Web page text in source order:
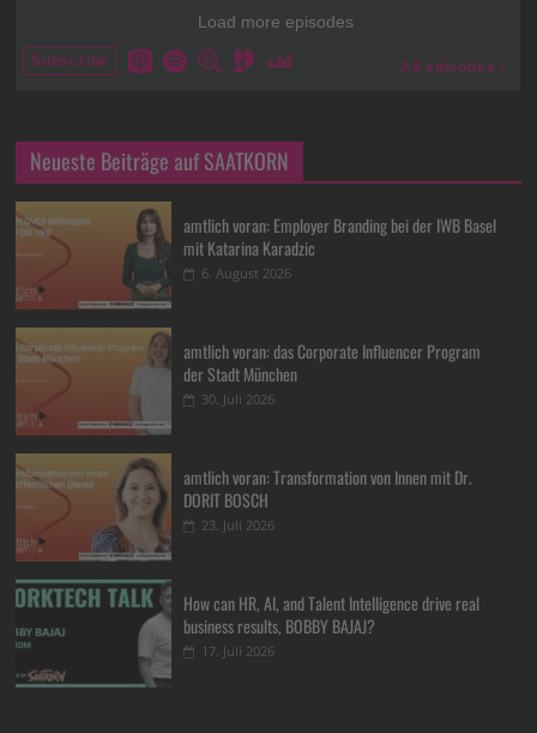
Neueste Beiträge auf SAATKORN
amtlich voran: Employer Branding bei der IWB Basel
mit Katarina Karadzic
6. August 2026
amtlich voran: das Corporate Influencer Program
der Stadt München
30. Juli 2026
amtlich voran: Transformation von Innen mit Dr.
DORIT BOSCH
23. Juli 2026
How can HR, AI, and Talent Intelligence drive real
business results, BOBBY BAJAJ?
17. Juli 2026